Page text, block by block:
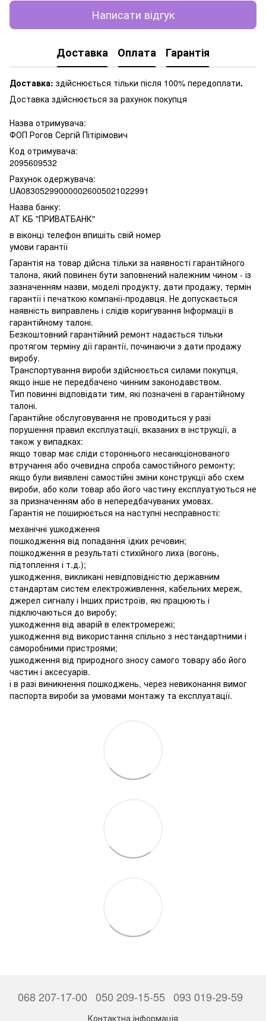
Написати відгук
Доставка Оплата Гарантія
Доставка: здійснюється тільки після 100% передоплати.
Доставка здійснюється за рахунок покупця
Назва отримувача:
ФОП Рогов Сергій Пітірімович
Код отримувача:
2095609532
Рахунок одержувача:
UA083052990000026005021022991
Назва банку:
АТ КБ "ПРИВАТБАНК"
в віконці телефон впишіть свій номер
умови гарантії
Гарантія на товар дійсна тільки за наявності гарантійного
талона, який повинен бути заповнений належним чином - із
зазначенням назви, моделі продукту, дати продажу, термін
гарантії і печаткою компанії-продавця. Не допускається
наявність виправлень і слідів коригування Інформації в
гарантійному талоні.
Безкоштовний гарантійний ремонт надається тільки
протягом терміну дії гарантії, починаючи з дати продажу
виробу.
Транспортування вироби здійснюється силами покупця,
якщо інше не передбачено чинним законодавством.
Тип повинні відповідати тим, які позначені в гарантійному
талоні.
Гарантійне обслуговування не проводиться у разі
порушення правил експлуатації, вказаних в інструкції, а
також у випадках:
якщо товар має сліди стороннього несанкціонованого
втручання або очевидна спроба самостійного ремонту;
якщо були виявлені самостійні зміни конструкції або схем
вироби, або коли товар або його частину експлуатуються не
за призначенням або в непередбачуваних умовах.
Гарантія не поширюється на наступні несправності:
механічні ушкодження
пошкодження від попадання їдких речовин;
пошкодження в результаті стихійного лиха (вогонь,
підтоплення і т.д.);
ушкодження, викликані невідповідністю державним
стандартам систем електроживлення, кабельних мереж,
джерел сигналу і Інших пристроїв, які працюють і
підключаються до виробу;
ушкодження від аварій в електромережі;
ушкодження від використання спільно з нестандартними і
саморобними пристроями;
ушкодження від природного зносу самого товару або його
частин і аксесуарів.
і в разі виникнення пошкоджень, через невиконання вимог
паспорта вироби за умовами монтажу та експлуатації.
068 207-17-00 050 209-15-55 093 019-29-59
Контактна інформація